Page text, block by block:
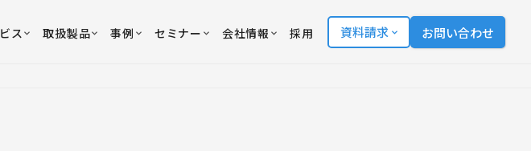
ス 取扱製品 事例 セミナー 会社情報 採用 資料請求 お問い合わせ